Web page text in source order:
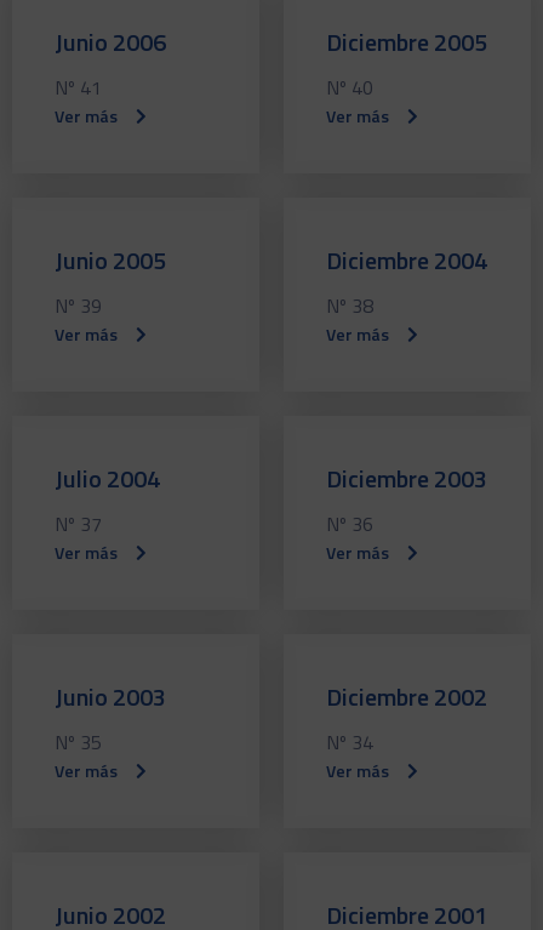
Junio 2006
Nº 41
Ver más
Diciembre 2005
Nº 40
Ver más
Junio 2005
Nº 39
Ver más
Diciembre 2004
Nº 38
Ver más
Julio 2004
Nº 37
Ver más
Diciembre 2003
Nº 36
Ver más
Junio 2003
Nº 35
Ver más
Diciembre 2002
Nº 34
Ver más
Junio 2002 Diciembre 2001